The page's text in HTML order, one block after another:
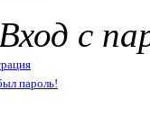
Вход с
пароль!